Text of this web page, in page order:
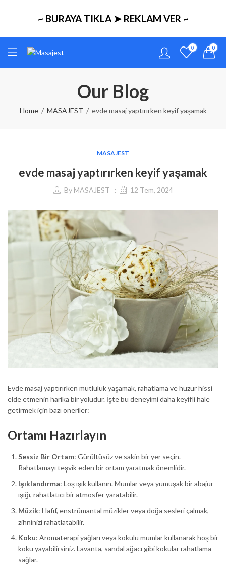
~ BURAYA TIKLA ➤ REKLAM VER ~
0 0
Our Blog
Home MASAJEST evde masaj yaptırırken keyif yaşamak
MASAJEST
evde masaj yaptırırken keyif yaşamak
By MASAJEST 12 Tem, 2024
Evde masaj yaptırırken mutluluk yaşamak, rahatlama ve huzur hissi
elde etmenin harika bir yoludur. İşte bu deneyimi daha keyifli hale
getirmek için bazı öneriler:
Ortamı Hazırlayın
Sessiz Bir Ortam: Gürültüsüz ve sakin bir yer seçin.
Rahatlamayı teşvik eden bir ortam yaratmak önemlidir.
Işıklandırma: Loş ışık kullanın. Mumlar veya yumuşak bir abajur
ışığı, rahatlatıcı bir atmosfer yaratabilir.
Müzik: Hafif, enstrümantal müzikler veya doğa sesleri çalmak,
zihninizi rahatlatabilir.
Koku: Aromaterapi yağları veya kokulu mumlar kullanarak hoş bir
koku yayabilirsiniz. Lavanta, sandal ağacı gibi kokular rahatlama
sağlar.